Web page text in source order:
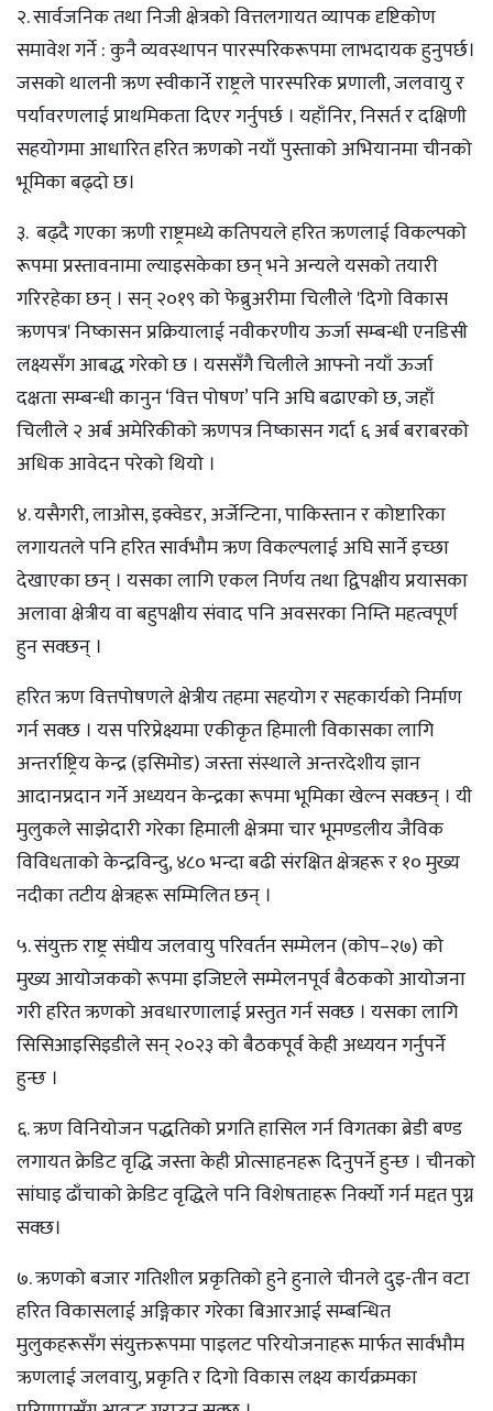
२. सार्वजनिक तथा निजी क्षेत्रको वित्तलगायत व्यापक दृष्टिकोण
समावेश गर्ने : कुनै व्यवस्थापन पारस्परिकरूपमा लाभदायक हुनुपर्छ।
जसको थालनी ऋण स्वीकार्ने राष्ट्रले पारस्परिक प्रणाली, जलवायु र
पर्यावरणलाई प्राथमिकता दिएर गर्नुपर्छ । यहाँनिर, निसर्त र दक्षिणी
सहयोगमा आधारित हरित ऋणको नयाँ पुस्ताको अभियानमा चीनको
भूमिका बढ्दो छ।
३. बढ्दै गएका ऋणी राष्ट्रमध्ये कतिपयले हरित ऋणलाई विकल्पको
रूपमा प्रस्तावनामा ल्याइसकेका छन् भने अन्यले यसको तयारी
गरिरहेका छन् । सन् २०१९ को फेब्रुअरीमा चिलीेले 'दिगो विकास
ऋणपत्र' निष्कासन प्रक्रियालाई नवीकरणीय ऊर्जा सम्बन्धी एनडिसी
लक्ष्यसँग आबद्ध गरेको छ । यससँगै चिलीले आफ्नो नयाँ ऊर्जा
दक्षता सम्बन्धी कानुन ‘वित्त पोषण’ पनि अघि बढाएको छ, जहाँ
चिलीले २ अर्ब अमेरिकीकाे ऋणपत्र निष्कासन गर्दा ६ अर्ब बराबरको
अधिक आवेदन परेको थियो ।
४. यसैगरी, लाओस, इक्वेडर, अर्जेन्टिना, पाकिस्तान र कोष्टारिका
लगायतले पनि हरित सार्वभौम ऋण विकल्पलाई अघि सार्ने इच्छा
देखाएका छन् । यसका लागि एकल निर्णय तथा द्विपक्षीय प्रयासका
अलावा क्षेत्रीय वा बहुपक्षीय संवाद पनि अवसरका निम्ति महत्वपूर्ण
हुन सक्छन् ।
हरित ऋण वित्तपोषणले क्षेत्रीय तहमा सहयोग र सहकार्यको निर्माण
गर्न सक्छ । यस परिप्रेक्ष्यमा एकीकृत हिमाली विकासका लागि
अन्तर्राष्ट्रिय केन्द्र (इसिमोड) जस्ता संस्थाले अन्तरदेशीय ज्ञान
आदानप्रदान गर्ने अध्ययन केन्द्रका रूपमा भूमिका खेल्न सक्छन् । यी
मुलुकले साझेदारी गरेका हिमाली क्षेत्रमा चार भूमण्डलीय जैविक
विविधताको केन्द्रविन्दु, ४८० भन्दा बढी संरक्षित क्षेत्रहरू र १० मुख्य
नदीका तटीय क्षेत्रहरू सम्मिलित छन् ।
५. संयुक्त राष्ट्र संघीय जलवायु परिवर्तन सम्मेलन (कोप–२७) को
मुख्य आयोजकको रूपमा इजिप्टले सम्मेलनपूर्व बैठकको आयोजना
गरी हरित ऋणको अवधारणालाई प्रस्तुत गर्न सक्छ । यसका लागि
सिसिआइसिइडीले सन् २०२३ को बैठकपूर्व केही अध्ययन गर्नुपर्ने
हुन्छ ।
६. ऋण विनियोजन पद्धतिको प्रगति हासिल गर्न विगतका ब्रेडी बण्ड
लगायत क्रेडिट वृद्धि जस्ता केही प्रोत्साहनहरू दिनुपर्ने हुन्छ । चीनको
सांघाइ ढाँचाको क्रेडिट वृद्धिले पनि विशेषताहरू निर्क्याे गर्न मद्दत पुग्न
सक्छ।
७. ऋणको बजार गतिशील प्रकृतिको हुने हुनाले चीनले दुइ-तीन वटा
हरित विकासलाई अङ्गिकार गरेका बिआरआई सम्बन्धित
मुलुकहरूसँग संयुक्तरूपमा पाइलट परियोजनाहरू मार्फत सार्वभौम
ऋणलाई जलवायु, प्रकृति र दिगो विकास लक्ष्य कार्यक्रमका